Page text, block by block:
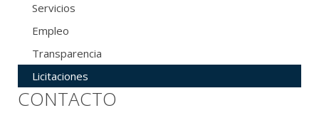
Servicios
Empleo
Transparencia
Licitaciones
CONTACTO